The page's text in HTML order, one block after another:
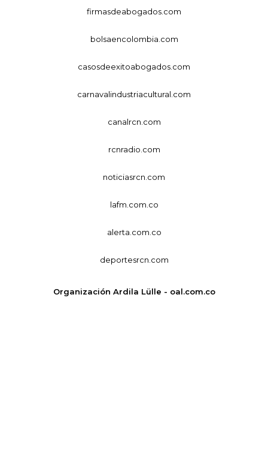
firmasdeabogados.com
bolsaencolombia.com
casosdeexitoabogados.com
carnavalindustriacultural.com
canalrcn.com
rcnradio.com
noticiasrcn.com
lafm.com.co
alerta.com.co
deportesrcn.com
Organización Ardila Lülle - oal.com.co